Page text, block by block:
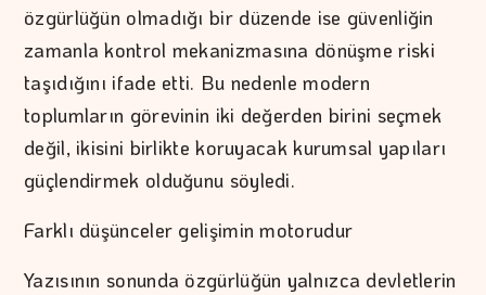
özgürlüğün olmadığı bir düzende ise güvenliğin
zamanla kontrol mekanizmasına dönüşme riski
taşıdığını ifade etti. Bu nedenle modern
toplumların görevinin iki değerden birini seçmek
değil, ikisini birlikte koruyacak kurumsal yapıları
güçlendirmek olduğunu söyledi.
Farklı düşünceler gelişimin motorudur
Yazısının sonunda özgürlüğün yalnızca devletlerin